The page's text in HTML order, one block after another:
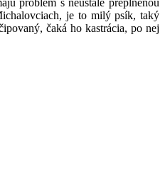
je to milý psík, taký
čaká ho kastrácia, po nej